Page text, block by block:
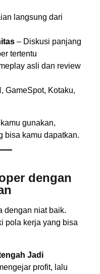
langsung dari
– Diskusi panjang
tertentu
asli dan review
GameSpot, Kotaku,
gunakan,
bisa kamu dapatkan.
dengan
dengan niat baik.
pola kerja yang bisa
Jadi
profit, lalu